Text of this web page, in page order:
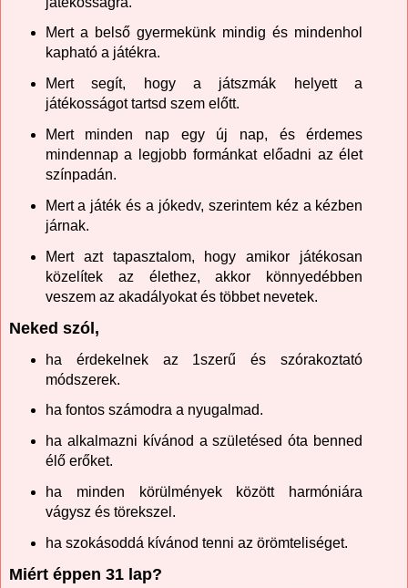
Mert a belső gyermekünk mindig és mindenhol
kapható a játékra.
Mert segít, hogy a játszmák helyett a
játékosságot tartsd szem előtt.
Mert minden nap egy új nap, és érdemes
mindennap a legjobb formánkat előadni az élet
színpadán.
Mert a játék és a jókedv, szerintem kéz a kézben
járnak.
Mert azt tapasztalom, hogy amikor játékosan
közelítek az élethez, akkor könnyedébben
veszem az akadályokat és többet nevetek.
Neked szól,
ha érdekelnek az 1szerű és szórakoztató
módszerek.
ha fontos számodra a nyugalmad.
ha alkalmazni kívánod a születésed óta benned
élő erőket.
ha minden körülmények között harmóniára
vágysz és törekszel.
ha szokásoddá kívánod tenni az örömteliséget.
Miért éppen 31 lap?